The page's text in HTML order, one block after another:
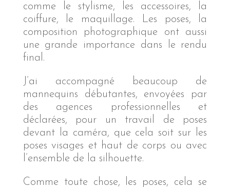
comme le stylisme, les accessoires, la
coiffure, le maquillage. Les poses, la
composition photographique ont aussi
une grande importance dans le rendu
final.
J’ai accompagné beaucoup de
mannequins débutantes, envoyées par
des agences professionnelles et
déclarées, pour un travail de poses
devant la caméra, que cela soit sur les
poses visages et haut de corps ou avec
l’ensemble de la silhouette.
Comme toute chose, les poses, cela se